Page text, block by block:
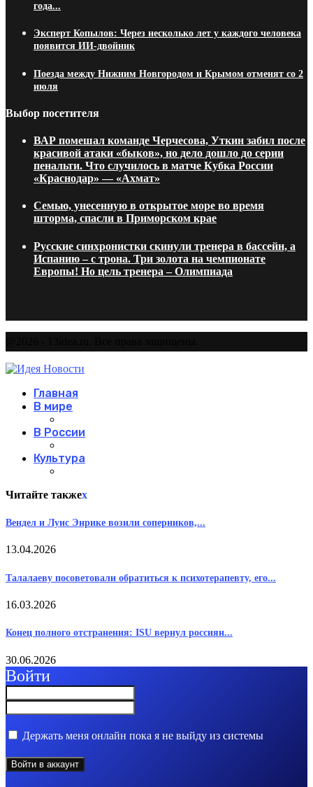
года...
Эксперт Копылов: Через несколько лет у каждого человека
появится ИИ-двойник
Поезда между Нижним Новгородом и Крымом отменят со 2
июля
Выбор посетителя
ВАР помешал команде Черчесова, Уткин забил после
красивой атаки «быков», но дело дошло до серии
пенальти. Что случилось в матче Кубка России
«Краснодар» — «Ахмат»
Семью, унесенную в открытое море во время
шторма, спасли в Приморском крае
Русские синхронистки скинули тренера в бассейн, а
Испанию – с трона. Три золота на чемпионате
Европы! Но цель тренера – Олимпиада
Главная
В мире
В России
Культура
Читайте такжеx
Вендел и Луис Энрике возили соперников,...
13.04.2026
Талалаеву посоветовали обратиться к психотерапевту, его...
16.03.2026
Конец полного отстранения: ISU вернул россиян...
30.06.2026
Войти
Держать меня онлайн пока я не выйду из системы